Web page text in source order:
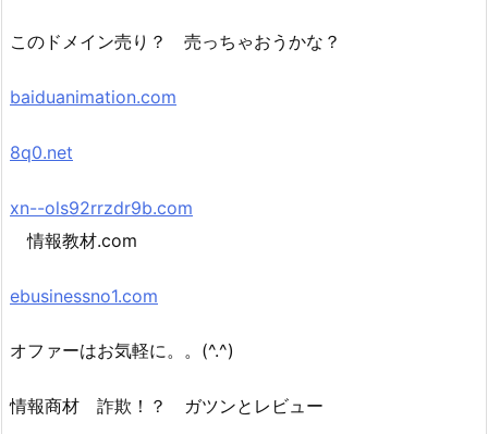
このドメイン売り？ 売っちゃおうかな？
baiduanimation.com
8q0.net
xn--ols92rrzdr9b.com
情報教材.com
ebusinessno1.com
オファーはお気軽に。。(^.^)
情報商材 詐欺！？ ガツンとレビュー